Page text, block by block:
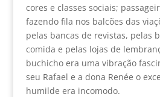
cores e classes sociais;
fazendo fila nos balcões das
pelas bancas de revistas, pelas
comida e pelas lojas de
buchicho era uma vibração
seu Rafael e a dona Renée o
humilde era incomodo.